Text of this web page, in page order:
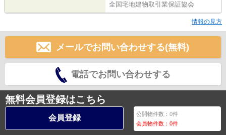
全国宅地建物取引業保証協会
情報の見方
メールでお問い合わせする(無料)
電話でお問い合わせする
無料会員登録はこちら
会員登録 公開物件数：0件
会員物件数：0件